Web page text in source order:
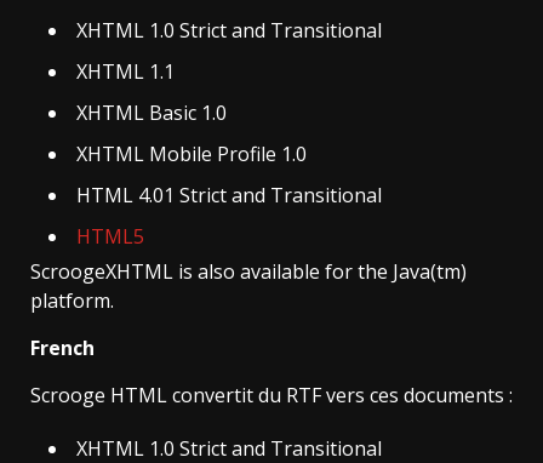
XHTML 1.0 Strict and Transitional
XHTML 1.1
XHTML Basic 1.0
XHTML Mobile Profile 1.0
HTML 4.01 Strict and Transitional
HTML5
ScroogeXHTML is also available for the Java(tm)
platform.
French
Scrooge HTML convertit du RTF vers ces documents :
XHTML 1.0 Strict and Transitional